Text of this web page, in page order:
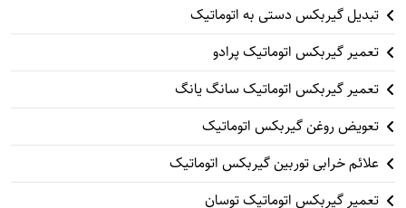
تبدیل گیربکس دستی به اتوماتیک
تعمیر گیربکس اتوماتیک پرادو
تعمیر گیربکس اتوماتیک سانگ یانگ
تعویض روغن گیربکس اتوماتیک
علائم خرابی توربین گیربکس اتوماتیک
تعمیر گیربکس اتوماتیک توسان